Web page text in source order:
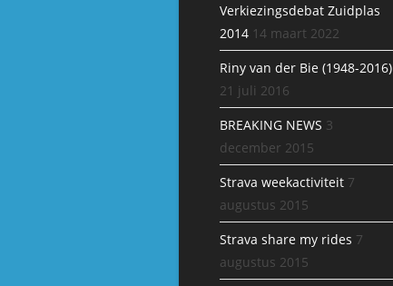
Verkiezingsdebat Zuidplas
2014 14 maart 2022
Riny van der Bie (1948-2016)
21 juli 2016
BREAKING NEWS 3
december 2015
Strava weekactiviteit 7
augustus 2015
Strava share my rides 7
augustus 2015